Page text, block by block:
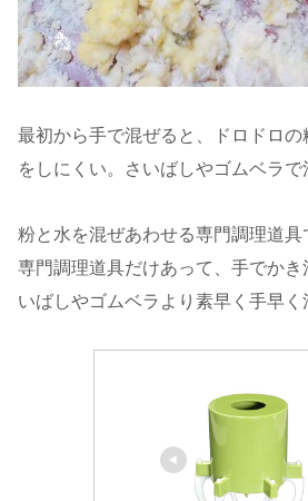
最初から手で混ぜると、ドロドロ
をしにくい。さいばしやゴムベラで
粉と水を混ぜあわせる専門調理道具
専門調理道具だけあって、手でかき
いばしやゴムベラより素早く手早く